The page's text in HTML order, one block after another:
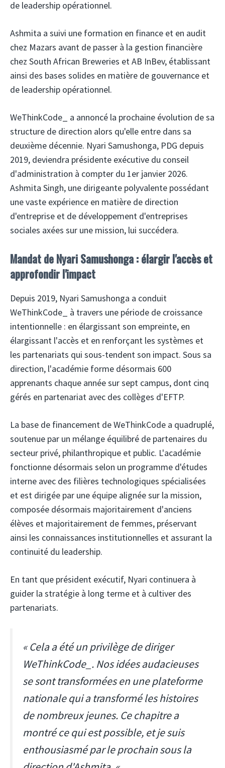
de leadership opérationnel.
Ashmita a suivi une formation en finance et en audit
chez Mazars avant de passer à la gestion financière
chez South African Breweries et AB InBev, établissant
ainsi des bases solides en matière de gouvernance et
de leadership opérationnel.
WeThinkCode_
a annoncé la prochaine évolution de sa
structure de direction alors qu'elle entre dans sa
deuxième décennie. Nyari Samushonga, PDG depuis
2019, deviendra présidente exécutive du conseil
d'administration à compter du 1er janvier 2026.
Ashmita Singh, une dirigeante polyvalente possédant
une vaste expérience en matière de direction
d'entreprise et de développement d'entreprises
sociales axées sur une mission, lui succédera.
Mandat de Nyari Samushonga : élargir l'accès et
approfondir l'impact
Depuis 2019, Nyari Samushonga a conduit
WeThinkCode_ à travers une période de croissance
intentionnelle : en élargissant son empreinte, en
élargissant l'accès et en renforçant les systèmes et
les partenariats qui sous-tendent son impact. Sous sa
direction, l'académie forme désormais 600
apprenants chaque année sur sept campus, dont cinq
gérés en partenariat avec des collèges d'EFTP.
La base de financement de WeThinkCode a quadruplé,
soutenue par un mélange équilibré de partenaires du
secteur privé, philanthropique et public. L'académie
fonctionne désormais selon un programme d'études
interne avec des filières technologiques spécialisées
et est dirigée par une équipe alignée sur la mission,
composée désormais majoritairement d'anciens
élèves et majoritairement de femmes, préservant
ainsi les connaissances institutionnelles et assurant la
continuité du leadership.
En tant que président exécutif, Nyari continuera à
guider la stratégie à long terme et à cultiver des
partenariats.
« Cela a été un privilège de diriger
WeThinkCode_. Nos idées audacieuses
se sont transformées en une plateforme
nationale qui a transformé les histoires
de nombreux jeunes. Ce chapitre a
montré ce qui est possible, et je suis
enthousiasmé par le prochain sous la